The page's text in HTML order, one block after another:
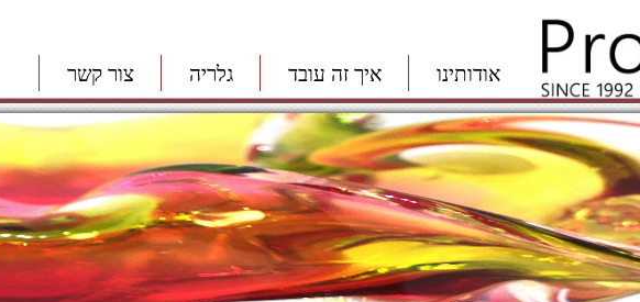
אודותינו איך זה עובד גלריה צור קשר